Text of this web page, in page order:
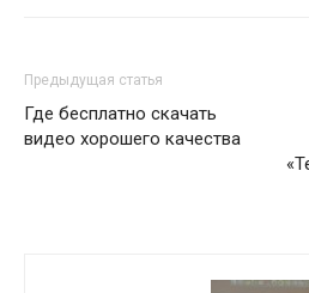
Предыдущая статья
Где бесплатно скачать
видео хорошего качества